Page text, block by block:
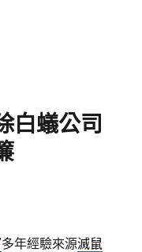
白蟻公司
多年經驗來源滅鼠